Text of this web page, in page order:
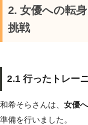
2. 女優への転
挑戦
2.1 行ったトレー
和希そらさんは、 女優
準備を行いました。